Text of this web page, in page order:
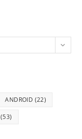
ANDROID (22)
(53)